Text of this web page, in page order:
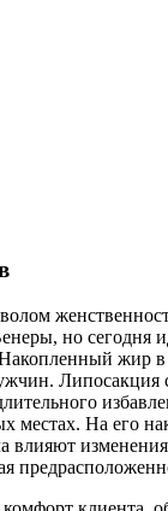
но сегодня
жир в
Липосакция
местах. На его
влияют